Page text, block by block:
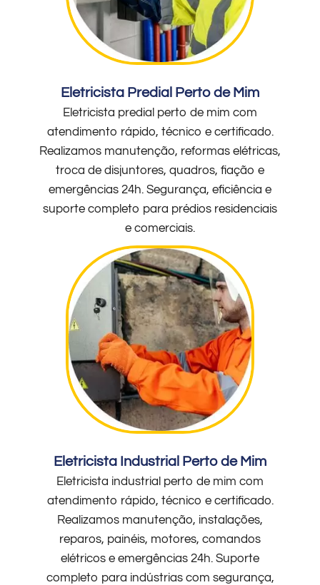
Eletricista Predial Perto de Mim
Eletricista predial perto de mim com
atendimento rápido, técnico e certificado.
Realizamos manutenção, reformas elétricas,
troca de disjuntores, quadros, fiação e
emergências 24h. Segurança, eficiência e
suporte completo para prédios residenciais
e comerciais.
Eletricista Industrial Perto de Mim
Eletricista industrial perto de mim com
atendimento rápido, técnico e certificado.
Realizamos manutenção, instalações,
reparos, painéis, motores, comandos
elétricos e emergências 24h. Suporte
completo para indústrias com segurança,